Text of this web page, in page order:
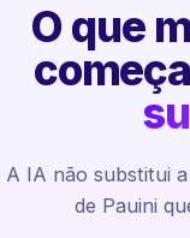
O que
A IA não substitui
de Pauini